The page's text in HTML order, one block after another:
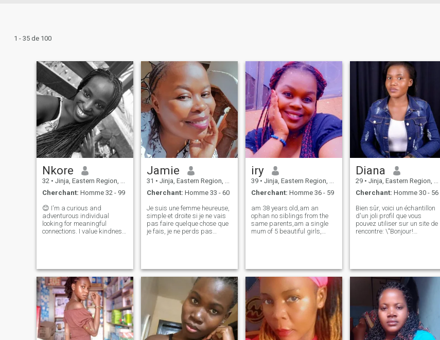
1 - 35 de 100
Nkore
32 • Jinja, Eastern Region, Ouganda
Cherchant: Homme 32 - 99
😊 I'm a curious and
adventurous individual
looking for meaningful
connections. I value kindness,
not working, I love exploring
new seri
Jamie
31 • Jinja, Eastern Region, Ouganda
Cherchant: Homme 33 - 60
Je suis une femme heureuse,
simple et droite si je ne vais
pas faire quelque chose que
je fais, je ne perds pas
vous souciez et soutenez si
vous soutenez, mon esprit est
assez sage que vous ne
pouvez pas être déçu quand
il s'agit de construire l'un
l'autre. Appelle-moi jamie
quand tu auras mon numéro.
J'aime les enfants, je donne
du temps même si c'est
iry
39 • Jinja, Eastern Region, Ouganda
Cherchant: Homme 36 - 59
am 38 years old,am an
ophan no siblings from the
same parents,am a single
mum of 5 beautiful girls,
back to school so that I can
be employed am in my th
Diana
29 • Jinja, Eastern Region, Ouganda
Cherchant: Homme 30 - 56
Bien sûr, voici un échantillon
d'un joli profil que vous
pouvez utiliser sur un site de
rencontre: \"Bonjour!
mêmes idées qui recherchent
des liens authentiques. \N i
me considère comme une
personne terre-à-terre facile
avec un bon sens de
l'humour. J'aime rire et j'aime
faire rire les autres aussi. La
vie est trop courte pour être
sérieuse tout le temps, non?